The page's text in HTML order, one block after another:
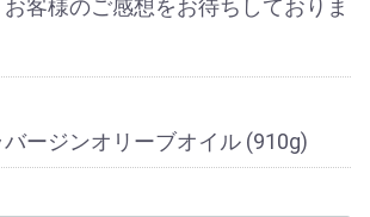
客様のご感想をお待ちしておりま
ージンオリーブオイル (910g)